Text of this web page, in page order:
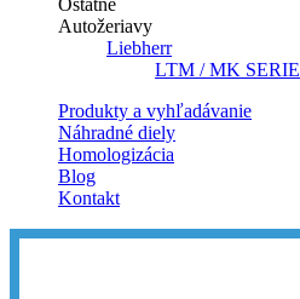
Ostatné
Autožeriavy
Liebherr
LTM / MK SERIE
Produkty a vyhľadávanie
Náhradné diely
Homologizácia
Blog
Kontakt